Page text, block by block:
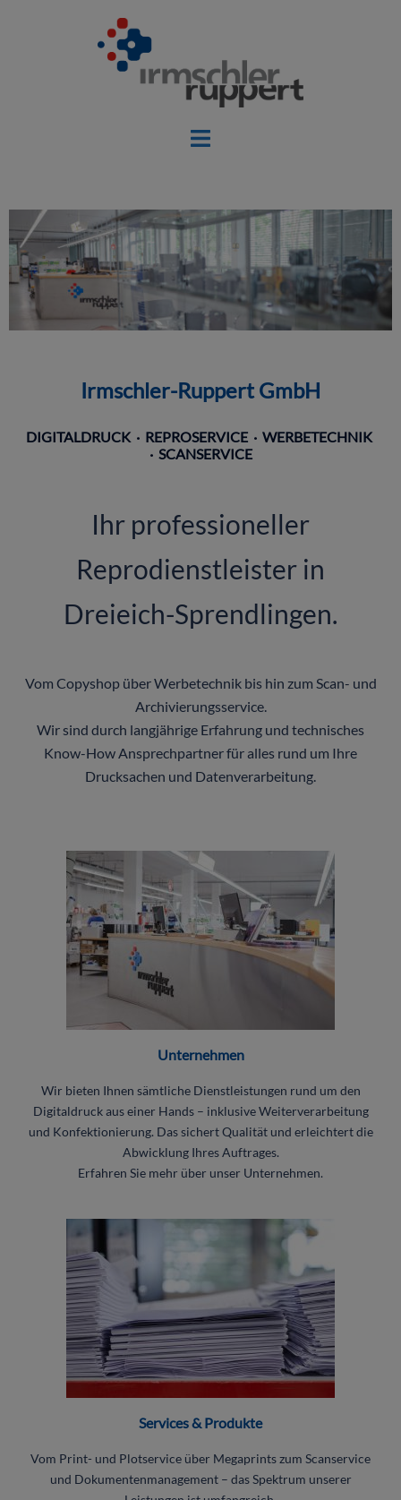
Irmschler-Ruppert GmbH
DIGITALDRUCK · REPROSERVICE · WERBETECHNIK
· SCANSERVICE
Ihr professioneller
Reprodienstleister in
Dreieich-Sprendlingen.
Vom Copyshop über Werbetechnik bis hin zum Scan- und
Archivierungsservice.
Wir sind durch langjährige Erfahrung und technisches
Know-How Ansprechpartner für alles rund um Ihre
Drucksachen und Datenverarbeitung.
Unternehmen
Wir bieten Ihnen sämtliche Dienstleistungen rund um den
Digitaldruck aus einer Hands – inklusive Weiterverarbeitung
und Konfektionierung. Das sichert Qualität und erleichtert die
Abwicklung Ihres Auftrages.
Erfahren Sie mehr über unser Unternehmen.
Services & Produkte
Vom Print- und Plotservice über Megaprints zum Scanservice
und Dokumentenmanagement – das Spektrum unserer